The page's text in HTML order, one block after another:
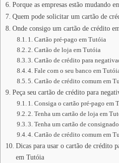
Porque as empresas estão mudando
Quem pode solicitar um cartão de
Onde consigo um cartão de crédito
1. Cartão pré-pago em Tutóia
2. Cartão de loja em Tutóia
3. Cartão de crédito para
4. Fale com o seu banco em
5. Cartão de crédito comum em
Peça seu cartão de crédito para
1. Consiga o cartão pré-pago em
2. Tenha um cartão de loja em
3. Tenha um cartão de
4. Cartão de crédito comum em
Dicas para usar o cartão de crédito
em Tutóia